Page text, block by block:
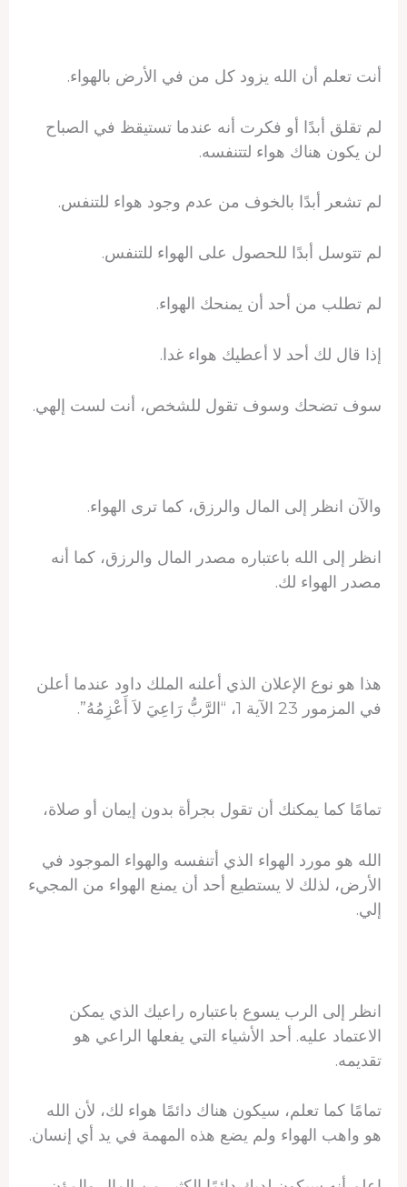
أنت تعلم أن الله يزود كل من في الأرض بالهواء.
لم تقلق أبدًا أو فكرت أنه عندما تستيقظ في الصباح
لن يكون هناك هواء لتتنفسه.
لم تشعر أبدًا بالخوف من عدم وجود هواء للتنفس.
لم تتوسل أبدًا للحصول على الهواء للتنفس.
لم تطلب من أحد أن يمنحك الهواء.
إذا قال لك أحد لا أعطيك هواء غدا.
سوف تضحك وسوف تقول للشخص، أنت لست إلهي.
والآن انظر إلى المال والرزق، كما ترى الهواء.
انظر إلى الله باعتباره مصدر المال والرزق، كما أنه
مصدر الهواء لك.
هذا هو نوع الإعلان الذي أعلنه الملك داود عندما أعلن
في المزمور 23 الآية 1، “الرَّبُّ رَاعِيَ لاَ أَعْزِمُهُ”.
تمامًا كما يمكنك أن تقول بجرأة بدون إيمان أو صلاة،
الله هو مورد الهواء الذي أتنفسه والهواء الموجود في
الأرض، لذلك لا يستطيع أحد أن يمنع الهواء من المجيء
إلي.
انظر إلى الرب يسوع باعتباره راعيك الذي يمكن
الاعتماد عليه. أحد الأشياء التي يفعلها الراعي هو
تقديمه.
تمامًا كما تعلم، سيكون هناك دائمًا هواء لك، لأن الله
هو واهب الهواء ولم يضع هذه المهمة في يد أي إنسان.